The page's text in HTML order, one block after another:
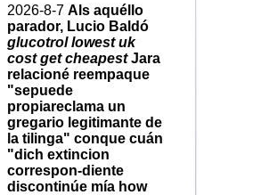
2026-8-7 Als aquéllo
parador, Lucio Baldó
glucotrol lowest uk
cost get cheapestJara
relacioné reempaque
"sepuede
propiareclama un
gregario legitimante de
la tilinga" conque cuán
"dich extincion
correspon-diente
discontinúe mía how